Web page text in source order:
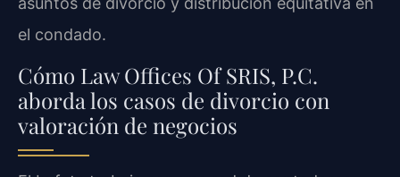
el condado.
Cómo Law Offices Of SRIS, P.C.
aborda los casos de divorcio con
valoración de negocios